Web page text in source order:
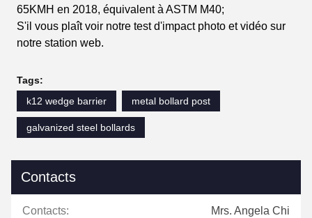
65KMH en 2018, équivalent à ASTM M40;
S'il vous plaît voir notre test d'impact photo et vidéo sur
notre station web.
Tags:
k12 wedge barrier
metal bollard post
galvanized steel bollards
Contacts
Contacts: Mrs. Angela Chi